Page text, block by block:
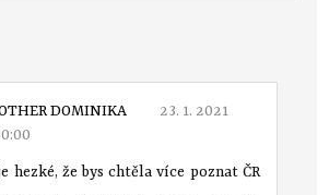
DOMINIKA
23. 1. 2021
hezké, že bys chtěla více poznat ČR